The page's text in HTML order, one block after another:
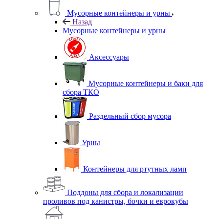
Мусорные контейнеры и урны
Назад
Мусорные контейнеры и урны
Аксессуары
Мусорные контейнеры и баки для
сбора ТКО
Раздельный сбор мусора
Урны
Контейнеры для ртутных ламп
Поддоны для сбора и локализации
проливов под канистры, бочки и еврокубы